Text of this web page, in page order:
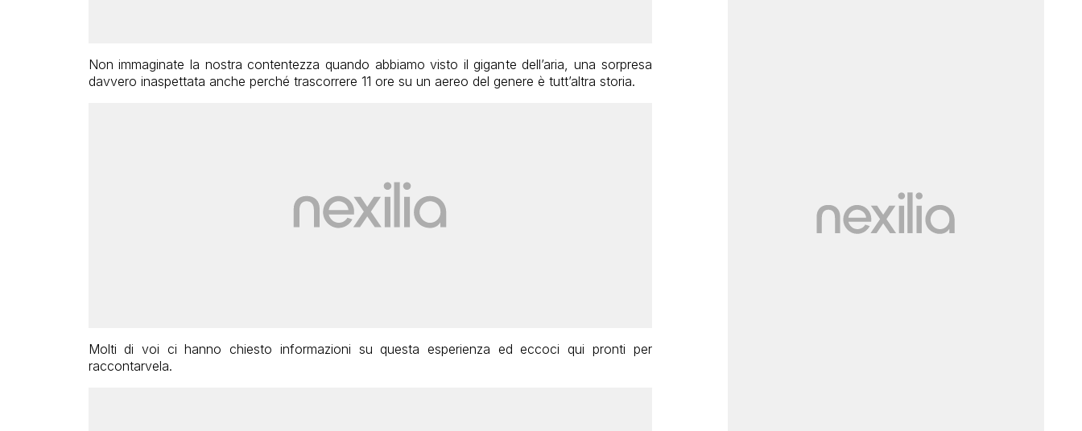
Non immaginate la nostra contentezza quando abbiamo visto il gigante dell’aria, una sorpresa
davvero inaspettata anche perché trascorrere 11 ore su un aereo del genere è tutt’altra storia.
Molti di voi ci hanno chiesto informazioni su questa esperienza ed eccoci qui pronti per
raccontarvela.